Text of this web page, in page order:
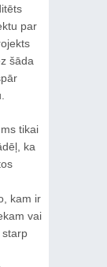
par
šāda
tikai
ka
kam ir
vai